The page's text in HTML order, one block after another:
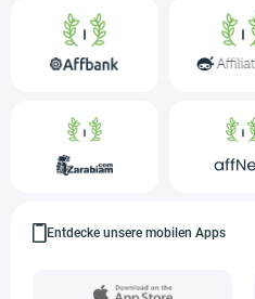
Entdecke unsere mobilen Apps